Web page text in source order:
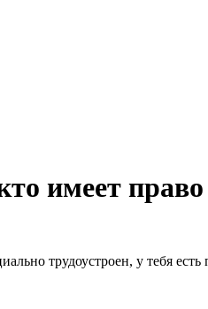
имеет
трудоустроен, у тебя